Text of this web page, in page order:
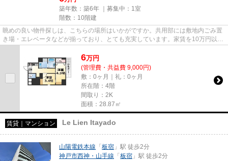
築年数：築6年 ｜募集中： 1室
階数：10階建
眺めの良い物件探しは、こちらの場所はいかがですか。共用部には敷地内ごみ置
き場・エレベータなどが揃っており、とても充実しています。家賃を10万円以下
6万円
(管理費・共益費 9,000円)
敷：0ヶ月｜礼：0ヶ月
所在階：4階
間取り：2K
面積：28.87㎡
賃貸｜マンション Le Lien Itayado
山陽電鉄本線 「 板宿 」駅 徒歩2分
神戸市西神・山手線 「 板宿 」駅 徒歩2分